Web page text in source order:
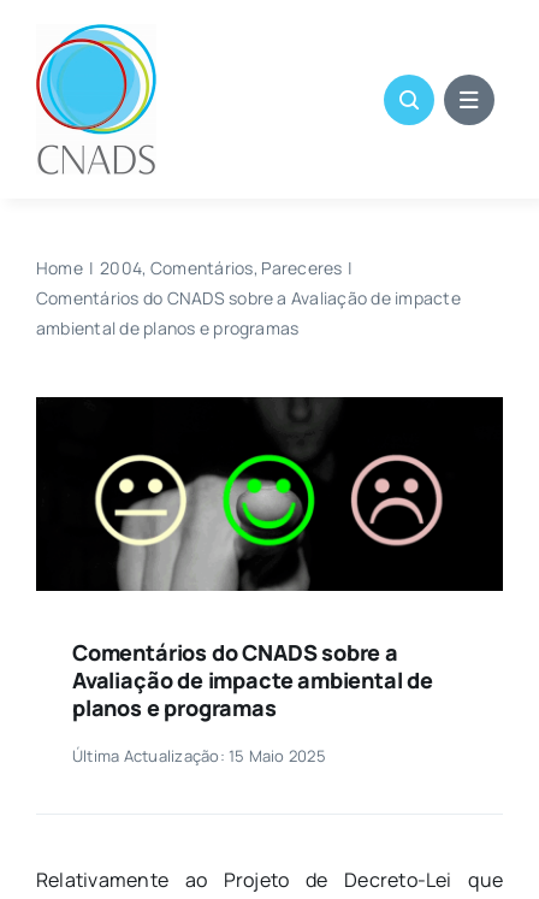
content
Home 2004 Comentários Pareceres
Comentários do CNADS sobre a Avaliação de impacte
ambiental de planos e programas
Comentários do CNADS sobre a
Avaliação de impacte ambiental de
planos e programas
Última Actualização: 15 Maio 2025
Relativamente ao Projeto de Decreto-Lei que